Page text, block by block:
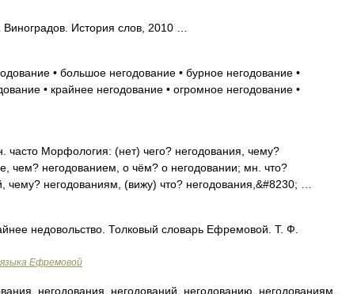
История слов, 2010 …
• большое негодование • бурное негодование •
• крайнее негодование • огромное негодование •
часто Морфология: (нет) чего? негодования, чему?
чем? негодованием, о чём? о негодовании; мн. что?
чему? негодованиям, (вижу) что? негодования,&#8230; …
недовольство. Толковый словарь Ефремовой. Т. Ф.
Ефремовой
негодования, негодований, негодованию, негодованиям,